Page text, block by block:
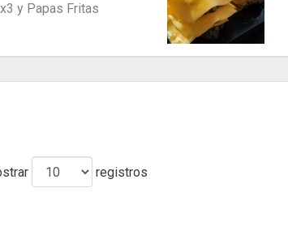
y Papas Fritas
registros